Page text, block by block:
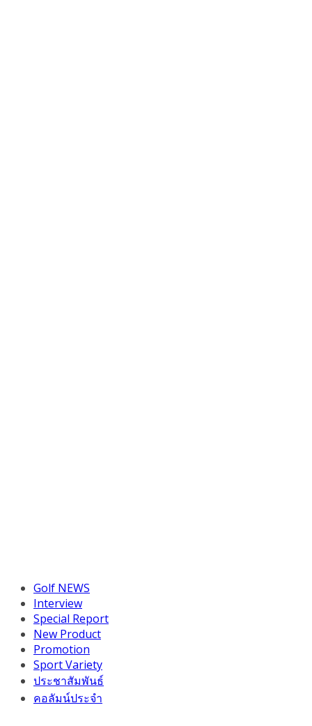
Golf NEWS
Interview
Special Report
New Product
Promotion
Sport Variety
ประชาสัมพันธ์
คอลัมน์ประจำ